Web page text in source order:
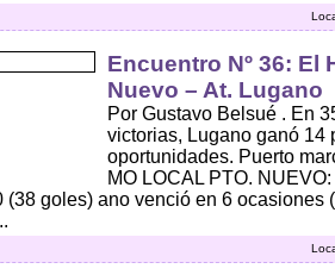
Encuentro Nº 36: El
Nuevo – At. Lugano
Por Gustavo Belsué . En
victorias, Lugano ganó 14
oportunidades. Puerto
MO LOCAL PTO.
(38 goles) ano venció en 6 ocasiones